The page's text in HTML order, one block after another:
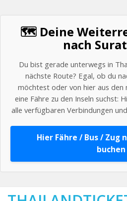
🗺️ Deine
nach
Du bist gerade unterwegs in
nächste Route? Egal, ob du
möchtest oder von hier aus den
eine Fähre zu den Inseln suchst:
alle verfügbaren Verbindungen
Hier Fähre / Bus / Zug
buchen